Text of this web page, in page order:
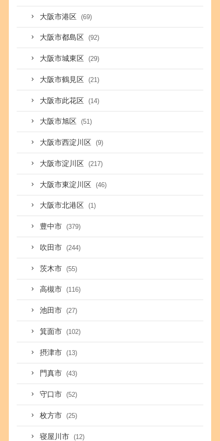
大阪市港区 (69)
大阪市都島区 (92)
大阪市城東区 (29)
大阪市鶴見区 (21)
大阪市此花区 (14)
大阪市旭区 (51)
大阪市西淀川区 (9)
大阪市淀川区 (217)
大阪市東淀川区 (46)
大阪市北港区 (1)
豊中市 (379)
吹田市 (244)
茨木市 (55)
高槻市 (116)
池田市 (27)
箕面市 (102)
摂津市 (13)
門真市 (43)
守口市 (52)
枚方市 (25)
寝屋川市 (12)